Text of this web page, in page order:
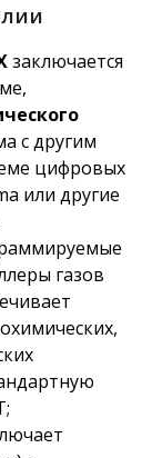
заключается
с другим
цифровых
или другие
газов